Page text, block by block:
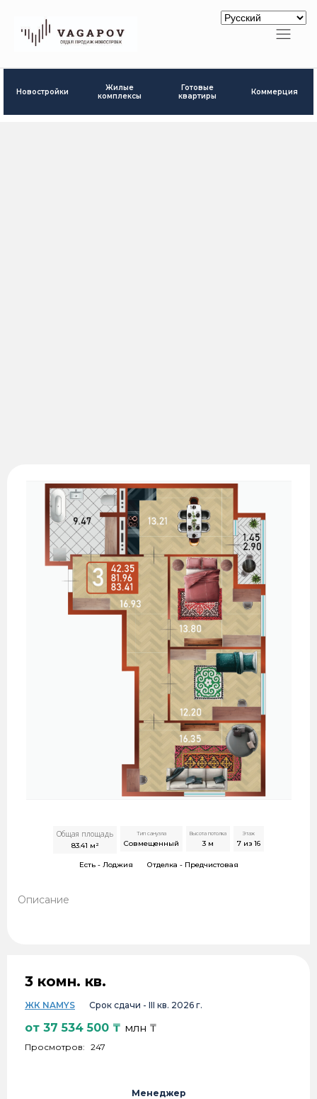
Новостройки
Жилые
комплексы
Готовые
квартиры
Коммерция
Общая площадь
83.41 м²
Тип санузла
Совмещенный
Высота потолка
3 м
Этаж
7 из 16
Есть - Лоджия Отделка - Предчистовая
Описание
3 комн. кв.
ЖК NAMYS Срок сдачи - III кв. 2026 г.
от 37 534 500 ₸ млн ₸
Просмотров: 247
Менеджер